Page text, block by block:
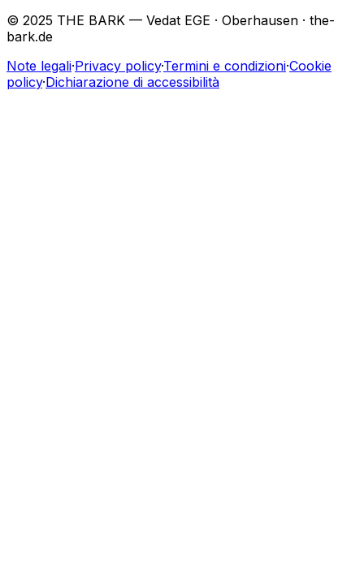
© 2025 THE BARK — Vedat EGE · Oberhausen · the-
bark.de
Note legali·Privacy policy·Termini e condizioni·Cookie
policy·Dichiarazione di accessibilità